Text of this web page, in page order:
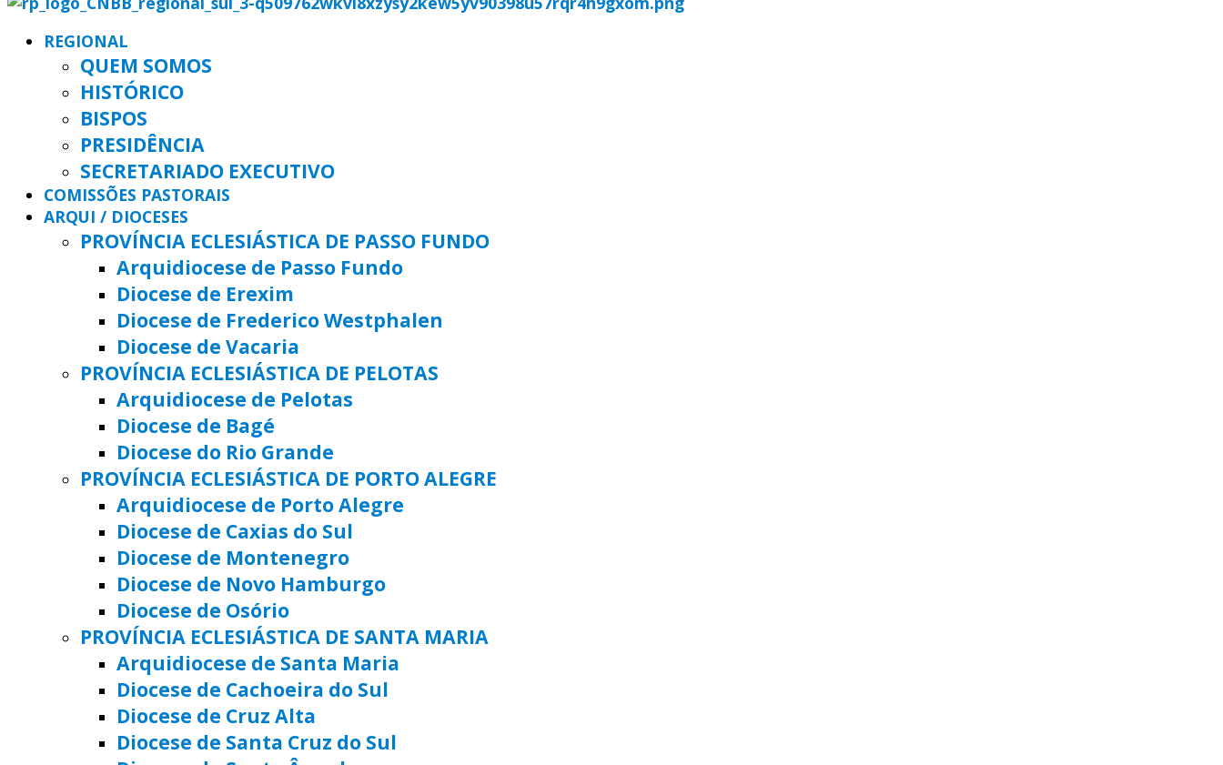
REGIONAL
QUEM SOMOS
HISTÓRICO
BISPOS
PRESIDÊNCIA
SECRETARIADO EXECUTIVO
COMISSÕES PASTORAIS
ARQUI / DIOCESES
PROVÍNCIA ECLESIÁSTICA DE PASSO FUNDO
Arquidiocese de Passo Fundo
Diocese de Erexim
Diocese de Frederico Westphalen
Diocese de Vacaria
PROVÍNCIA ECLESIÁSTICA DE PELOTAS
Arquidiocese de Pelotas
Diocese de Bagé
Diocese do Rio Grande
PROVÍNCIA ECLESIÁSTICA DE PORTO ALEGRE
Arquidiocese de Porto Alegre
Diocese de Caxias do Sul
Diocese de Montenegro
Diocese de Novo Hamburgo
Diocese de Osório
PROVÍNCIA ECLESIÁSTICA DE SANTA MARIA
Arquidiocese de Santa Maria
Diocese de Cachoeira do Sul
Diocese de Cruz Alta
Diocese de Santa Cruz do Sul